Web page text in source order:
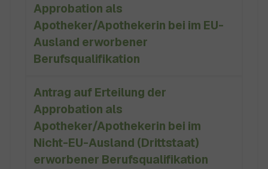
erhalten. Landesanerkennungsstelle für
Gesundheitsberufe (LAfG) im
Regierungspräsidium Stuttgart
Approbation als
Apotheker/Apothekerin bei im EU-
Ausland erworbener
Berufsqualifikation
Antrag auf Erteilung der
Approbation als
Apotheker/Apothekerin bei im
Nicht-EU-Ausland (Drittstaat)
erworbener Berufsqualifikation